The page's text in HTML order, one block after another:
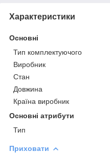
Характеристики
Основні
Тип комплектуючого
Виробник
Стан
Довжина
Країна виробник
Основні атрибути
Тип
Приховати